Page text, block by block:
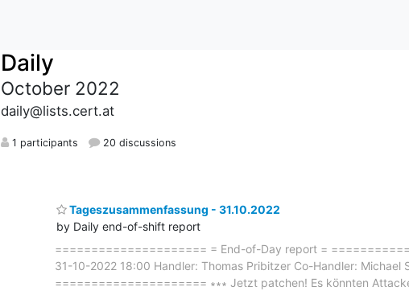
Daily
October 2022
daily@lists.cert.at
1 participants 20 discussions
Tageszusammenfassung - 31.10.2022
by Daily end-of-shift report
===================== = End-of-Day report =
31-10-2022 18:00 Handler: Thomas Pribitzer Co-Handler:
===================== ∗∗∗ Jetzt patchen! Es könnten